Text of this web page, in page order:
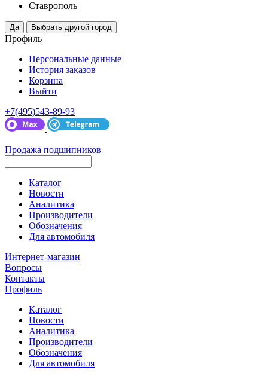
Ставрополь
Профиль
Персональные данные
История заказов
Корзина
Выйти
+7(495)543-89-93
Продажа подшипников
Каталог
Новости
Аналитика
Производители
Обозначения
Для автомобиля
Интернет-магазин
Вопросы
Контакты
Профиль
Каталог
Новости
Аналитика
Производители
Обозначения
Для автомобиля